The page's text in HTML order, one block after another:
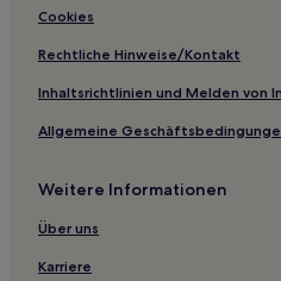
Crater Lake Hotels
Hotels nahe Deschutes
Cookies
Rechtliche Hinweise/Kontakt
Inhaltsrichtlinien und Melden von
Allgemeine
Weitere Informationen
Über uns
Karriere